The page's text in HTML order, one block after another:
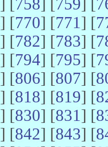
] [758] [759] [
] [770] [771] [
] [782] [783] [
] [794] [795] [
] [806] [807] [
] [818] [819] [
] [830] [831] [
] [842] [843] [